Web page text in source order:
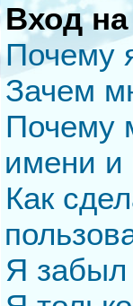
Вход
Почему
Зачем
Почему
имени и
Как
Я забыл